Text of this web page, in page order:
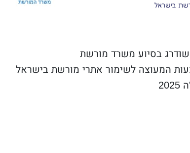
בסיוע משרד מורשת
המעוצה לשימור אתרי מורשת בישראל